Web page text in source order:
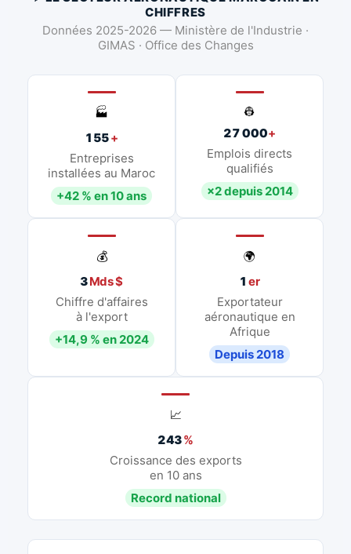
CHIFFRES
Données 2025-2026 — Ministère de l'Industrie ·
GIMAS · Office des Changes
🏭
155+
Entreprises
installées au Maroc
+42 % en 10 ans
👷
27 000+
Emplois directs
qualifiés
×2 depuis 2014
💰
3Mds $
Chiffre d'affaires
à l'export
+14,9 % en 2024
🌍
1 er
Exportateur
aéronautique en
Afrique
Depuis 2018
📈
243%
Croissance des exports
en 10 ans
Record national